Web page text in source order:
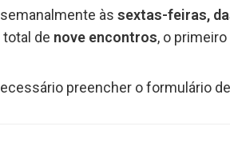
às sextas-feiras,
de nove encontros, o
preencher o formulário